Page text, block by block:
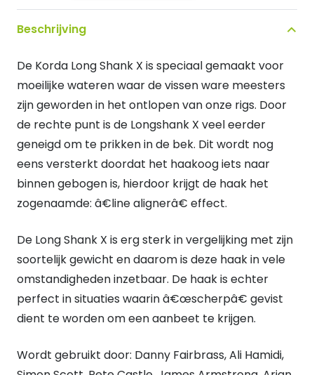
Shank
X
8
quantity
Beschrijving
De Korda Long Shank X is speciaal gemaakt voor
moeilijke wateren waar de vissen ware meesters
zijn geworden in het ontlopen van onze rigs. Door
de rechte punt is de Longshank X veel eerder
geneigd om te prikken in de bek. Dit wordt nog
eens versterkt doordat het haakoog iets naar
binnen gebogen is, hierdoor krijgt de haak het
zogenaamde: â€line alignerâ€ effect.
De Long Shank X is erg sterk in vergelijking met zijn
soortelijk gewicht en daarom is deze haak in vele
omstandigheden inzetbaar. De haak is echter
perfect in situaties waarin â€œscherpâ€ gevist
dient te worden om een aanbeet te krijgen.
Wordt gebruikt door: Danny Fairbrass, Ali Hamidi,